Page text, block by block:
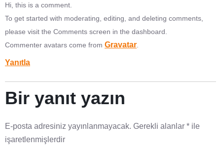
Hi, this is a comment.
To get started with moderating, editing, and deleting comments,
please visit the Comments screen in the dashboard.
Commenter avatars come from Gravatar
Yanıtla
Bir yanıt yazın
E-posta adresiniz yayınlanmayacak. Gerekli alanlar * ile
işaretlenmişlerdir